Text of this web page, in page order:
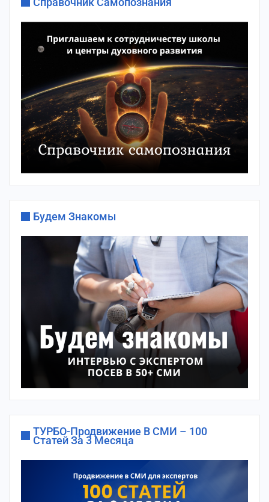
Будем Знакомы
ТУРБО-Продвижение В СМИ – 100
Статей За 3 Месяца